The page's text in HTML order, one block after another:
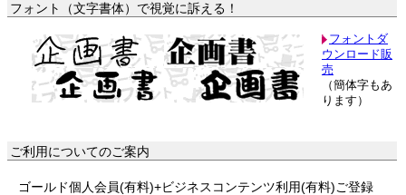
フォント（文字書体）で視覚に訴える！
フォントダ
ウンロード販
売
（簡体字もあ
ります）
ご利用についてのご案内
ゴールド個人会員(有料)+ビジネスコンテンツ利用(有料)ご登録